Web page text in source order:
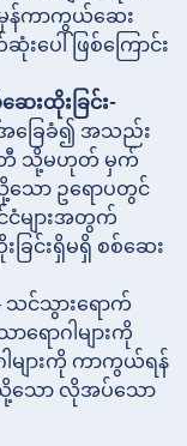
န်ကာကွယ်ဆေး
ပေါ်ဖြစ်ကြောင်း
းထိုးခြင်း-
ခြေခံ၍ အသည်း
င်ဘီ သို့မဟုတ် မှက်
သော ဥရောပတွင်
ငံများအတွက်
င်းရှိမရှိ စစ်ဆေး
သင်သွားရောက်
ောဂါများကို
ါများကို ကာကွယ်ရန်
သော လိုအပ်သော